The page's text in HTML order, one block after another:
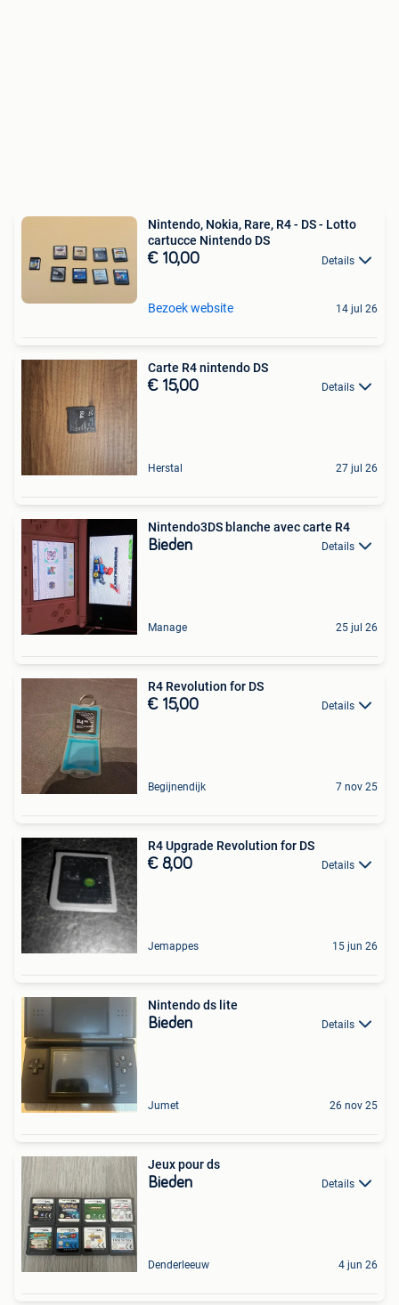
Nintendo, Nokia, Rare, R4 - DS - Lotto
cartucce Nintendo DS
€ 10,00 Details
Bezoek website 14 jul 26
Carte R4 nintendo DS
€ 15,00 Details
Herstal 27 jul 26
Nintendo3DS blanche avec carte R4
Bieden Details
Manage 25 jul 26
R4 Revolution for DS
€ 15,00 Details
Begijnendijk 7 nov 25
R4 Upgrade Revolution for DS
€ 8,00 Details
Jemappes 15 jun 26
Nintendo ds lite
Bieden Details
Jumet 26 nov 25
Jeux pour ds
Bieden Details
Denderleeuw 4 jun 26